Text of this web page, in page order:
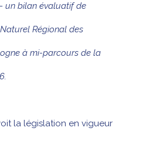
un bilan évaluatif de
Régional des
à mi-parcours de la
la législation en vigueur